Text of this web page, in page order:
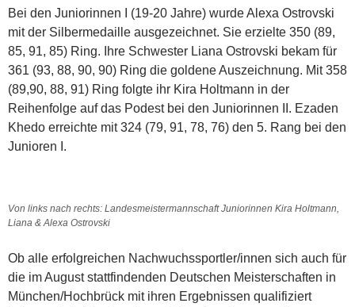
Bei den Juniorinnen I (19-20 Jahre) wurde Alexa Ostrovski
mit der Silbermedaille ausgezeichnet. Sie erzielte 350 (89,
85, 91, 85) Ring. Ihre Schwester Liana Ostrovski bekam für
361 (93, 88, 90, 90) Ring die goldene Auszeichnung. Mit 358
(89,90, 88, 91) Ring folgte ihr Kira Holtmann in der
Reihenfolge auf das Podest bei den Juniorinnen II. Ezaden
Khedo erreichte mit 324 (79, 91, 78, 76) den 5. Rang bei den
Junioren I.
Von links nach rechts: Landesmeistermannschaft Juniorinnen Kira Holtmann,
Liana & Alexa Ostrovski
Ob alle erfolgreichen Nachwuchssportler/innen sich auch für
die im August stattfindenden Deutschen Meisterschaften in
München/Hochbrück mit ihren Ergebnissen qualifiziert